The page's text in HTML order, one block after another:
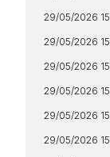
29/05/2026
29/05/2026
29/05/2026
29/05/2026
29/05/2026
29/05/2026